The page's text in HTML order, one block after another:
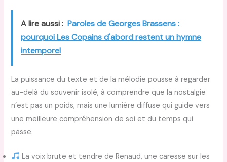
A lire aussi : Paroles de Georges Brassens :
pourquoi Les Copains d'abord restent un hymne
intemporel
La puissance du texte et de la mélodie pousse à regarder
au-delà du souvenir isolé, à comprendre que la nostalgie
n’est pas un poids, mais une lumière diffuse qui guide vers
une meilleure compréhension de soi et du temps qui
passe.
La voix brute et tendre de Renaud, une caresse sur les